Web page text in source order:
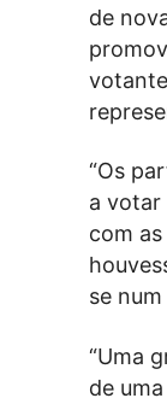
de
“Os
a votar
com
se
“Uma
de